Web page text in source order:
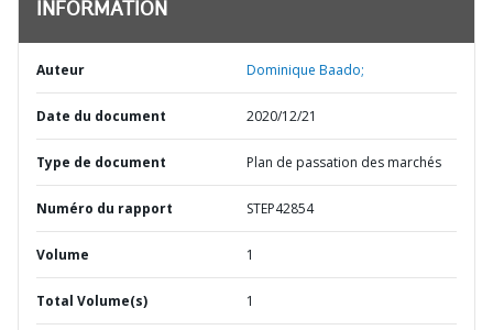
INFORMATION
Auteur Dominique Baado;
Date du document 2020/12/21
Type de document Plan de passation des marchés
Numéro du rapport STEP42854
Volume 1
Total Volume(s) 1